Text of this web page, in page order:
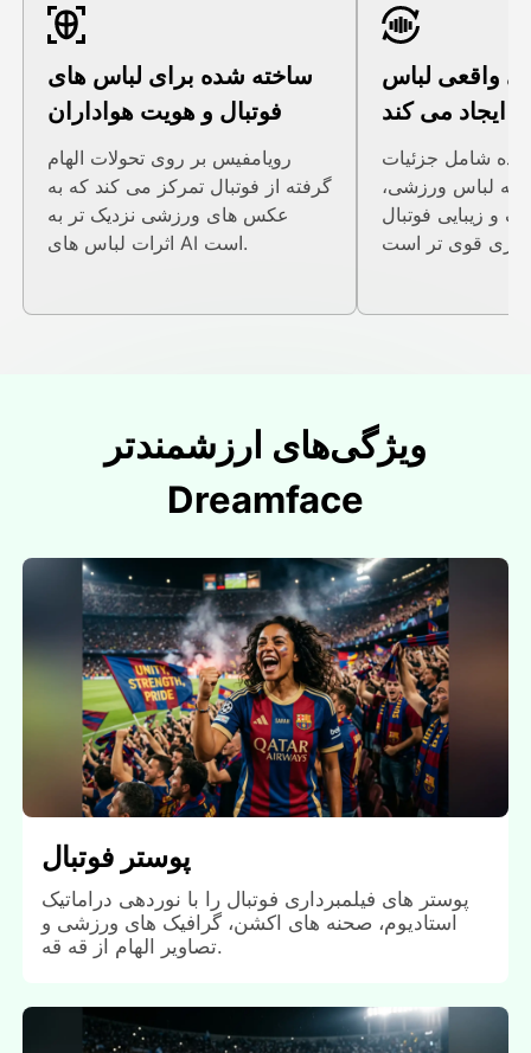
ساخته شده برای لباس های
فوتبال و هویت هواداران
رویامفیس بر روی تحولات الهام
گرفته از فوتبال تمرکز می کند که به
عکس های ورزشی نزدیک تر به
اثرات لباس های AI است.
واقعی لباس
ایجاد می کند
شده شامل جزئیات
لباس ورزشی،
و زیبایی فوتبال
ویژگی‌های ارزشمندتر
Dreamface
پوستر فوتبال
پوستر های فیلمبرداری فوتبال را با نوردهی دراماتیک
استادیوم، صحنه های اکشن، گرافیک های ورزشی و
تصاویر الهام از قه قه.